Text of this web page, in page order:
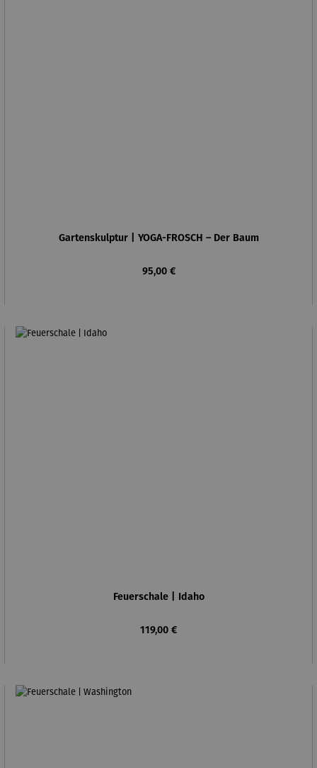
Gartenskulptur | YOGA-FROSCH – Der Baum
Regulärer Preis:
95,00 €
Feuerschale | Idaho
Regulärer Preis:
119,00 €